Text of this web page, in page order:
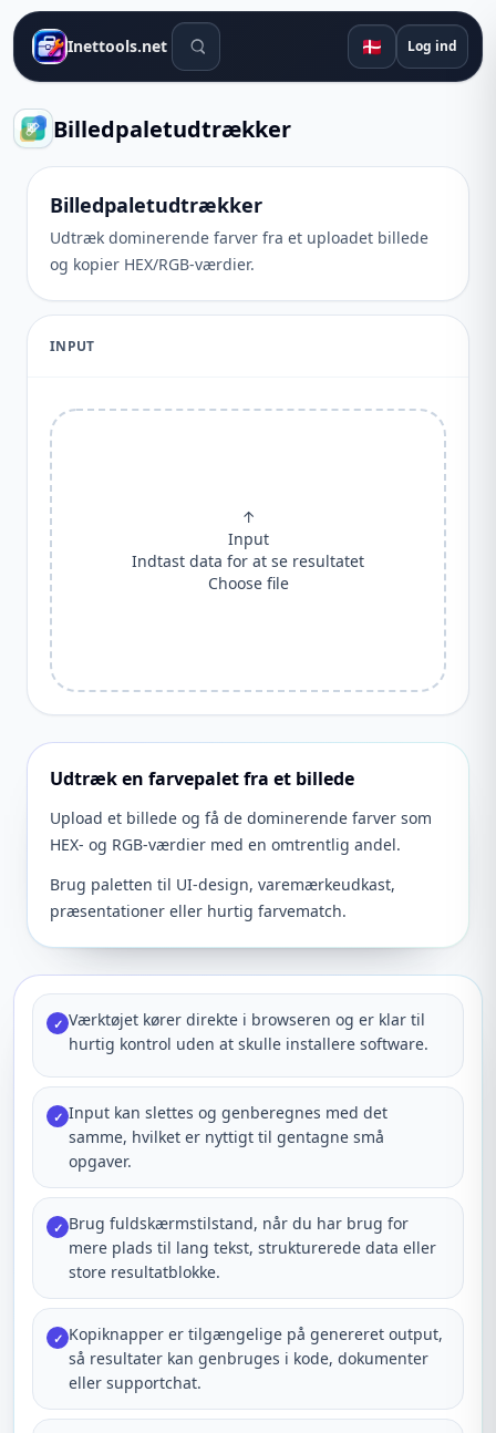
Inettools.net Søgeværktøjer 🇩🇰 Log ind
Billedpaletudtrækker
Billedpaletudtrækker
Udtræk dominerende farver fra et uploadet billede
og kopier HEX/RGB-værdier.
INPUT
↑
Input
Indtast data for at se resultatet
Choose file
Udtræk en farvepalet fra et billede
Upload et billede og få de dominerende farver som
HEX- og RGB-værdier med en omtrentlig andel.
Brug paletten til UI-design, varemærkeudkast,
præsentationer eller hurtig farvematch.
✓ Værktøjet kører direkte i browseren og er klar til
hurtig kontrol uden at skulle installere software.
✓ Input kan slettes og genberegnes med det
samme, hvilket er nyttigt til gentagne små
opgaver.
✓ Brug fuldskærmstilstand, når du har brug for
mere plads til lang tekst, strukturerede data eller
store resultatblokke.
✓ Kopiknapper er tilgængelige på genereret output,
så resultater kan genbruges i kode, dokumenter
eller supportchat.